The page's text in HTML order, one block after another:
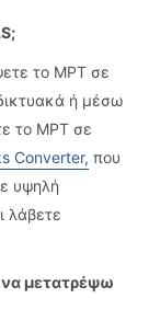
το MPT σε
ή μέσω
το MPT σε
Converter, που
υψηλή
λάβετε
μετατρέψω